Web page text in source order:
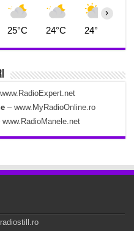
25°C 24°C 24°C
›
www.RadioExpert.net
– www.MyRadioOnline.ro
www.RadioManele.net